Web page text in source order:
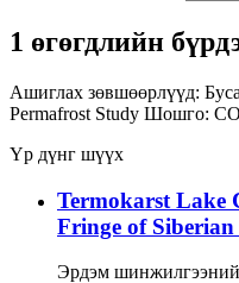
1 өгөгдлийн
Ашиглах зөвшөөрлүүд:
Permafrost Study Шошго:
Үр дүнг шүүх
Termokarst Lake
Fringe of
Эрдэм шинжилгээний